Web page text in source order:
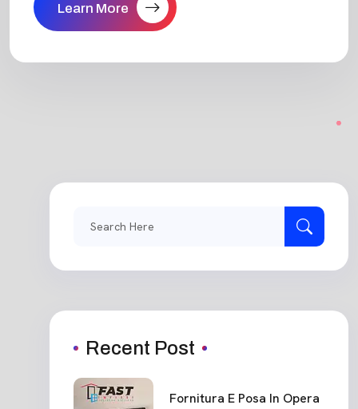
Learn More
Recent Post
Fornitura E Posa In Opera